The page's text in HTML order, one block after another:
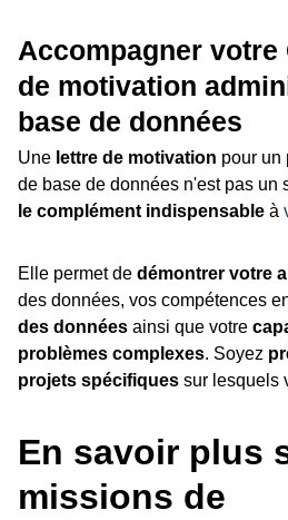
Accompagner votre
de motivation
base de données
Une lettre de motivation pour un
de base de données n'est pas un
le complément indispensable à
Elle permet de démontrer votre
des données, vos compétences
des données ainsi que votre
problèmes complexes. Soyez
projets spécifiques sur lesquels
En savoir plus
missions de